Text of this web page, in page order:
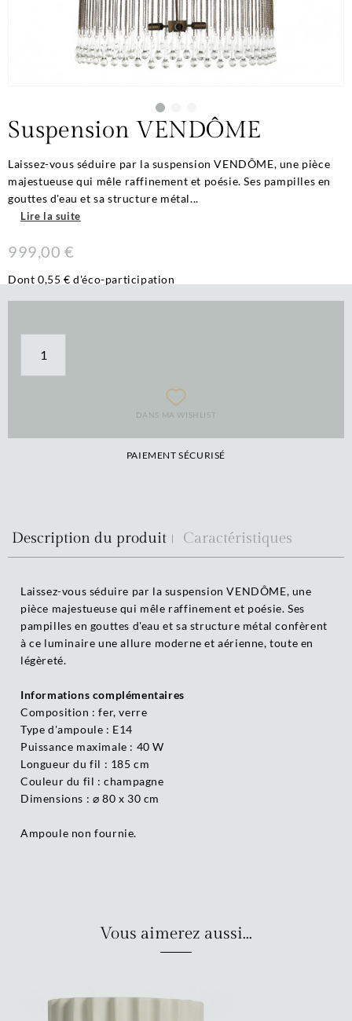
Suspension VENDÔME
Laissez-vous séduire par la suspension VENDÔME, une pièce
majestueuse qui mêle raffinement et poésie. Ses pampilles en
gouttes d'eau et sa structure métal...
Lire la suite
999,00 €
Dont 0,55 € d'éco-participation
DANS MA WISHLIST
PAIEMENT SÉCURISÉ
Description du produit Caractéristiques
Laissez-vous séduire par la suspension VENDÔME, une
pièce majestueuse qui mêle raffinement et poésie. Ses
pampilles en gouttes d'eau et sa structure métal confèrent
à ce luminaire une allure moderne et aérienne, toute en
légèreté.
Informations complémentaires
Composition : fer, verre
Type d'ampoule : E14
Puissance maximale : 40 W
Longueur du fil : 185 cm
Couleur du fil : champagne
Dimensions : ⌀ 80 x 30 cm
Ampoule non fournie.
Vous aimerez aussi...